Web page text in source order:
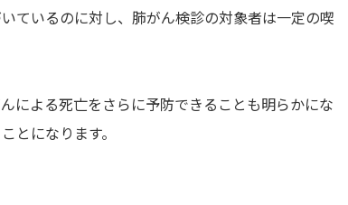
ているのに対し、肺がん検診の対象者は一定の喫
による死亡をさらに予防できることも明らかにな
とになります。